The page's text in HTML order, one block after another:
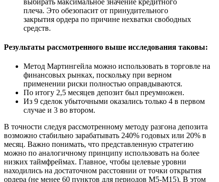
плеча. Это обезопасит от принудительного
закрытия ордера по причине нехватки свободных
средств.
Результаты рассмотренного выше исследования таковы:
Метод Мартингейла можно использовать в торговле на
финансовых рынках, поскольку при верном
применении риски полностью оправдываются.
По итогу 2,5 месяцев депозит был преумножен.
Из 9 сделок убыточными оказались только 4 в первом
случае и 3 во втором.
В точности следуя рассмотренному методу разгона депозита
возможно стабильно зарабатывать 240% годовых или 20% в
месяц. Важно понимать, что представленную стратегию
можно по аналогичному принципу использовать на более
низких таймфреймах. Главное, чтобы целевые уровни
находились на достаточном расстоянии от точки открытия
ордера (не менее 60 пунктов для периодов М5-М15). В этом